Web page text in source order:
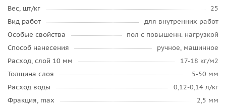
Вес, шт/кг
25
Вид работ
для внутренних работ
Особые свойства
пол с повышенн. нагрузкой
Способ нанесения
ручное, машинное
Расход, слой 10 мм
17-18 кг/м2
Толщина слоя
5-50 мм
Расход воды
0,12-0,14 л/кг
Фракция, max
2,5 мм